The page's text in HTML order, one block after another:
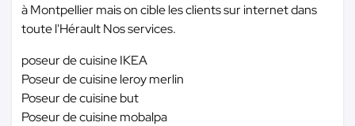
à Montpellier mais on cible les clients sur internet dans
toute l'Hérault Nos services.
poseur de cuisine IKEA
Poseur de cuisine leroy merlin
Poseur de cuisine but
Poseur de cuisine mobalpa